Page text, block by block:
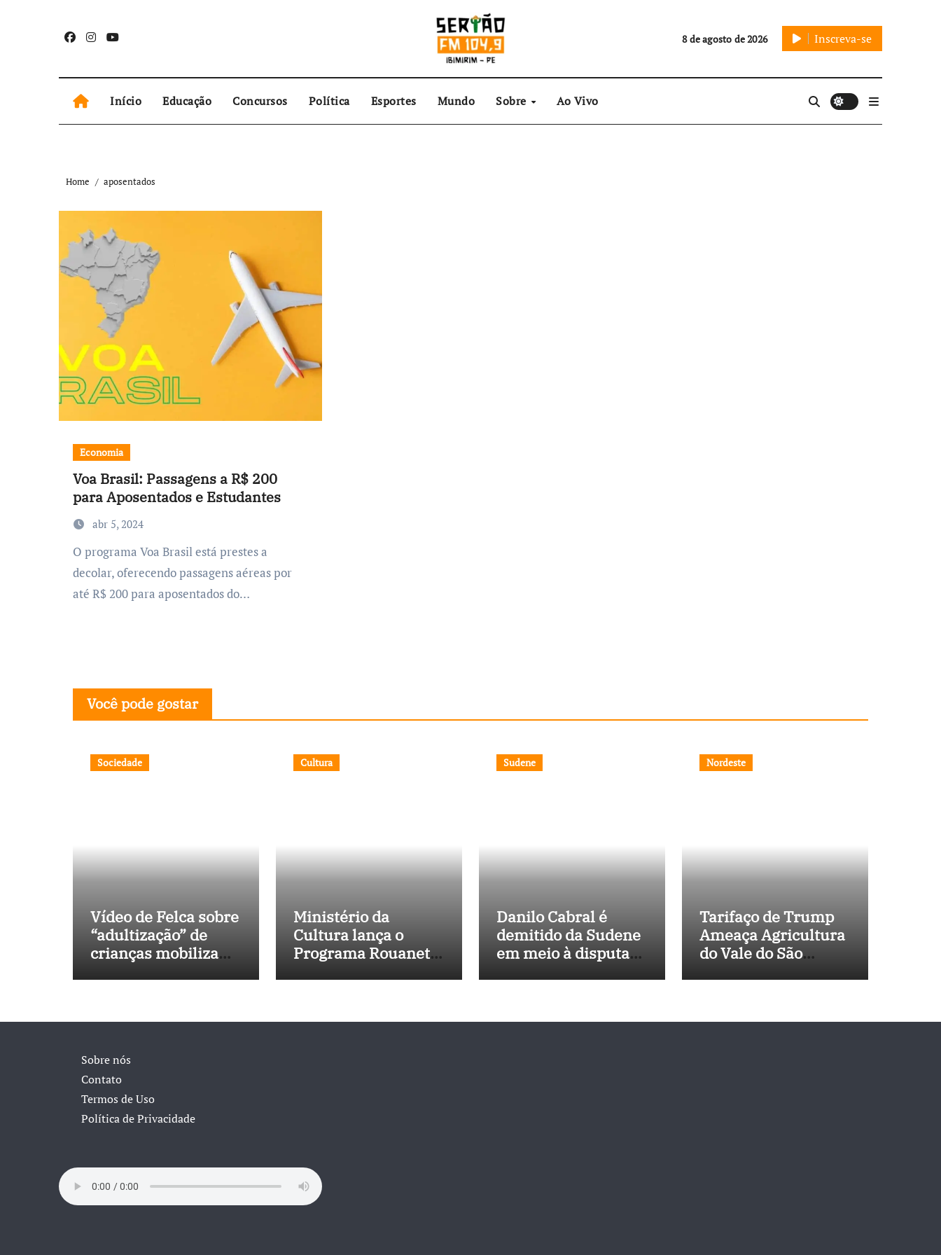
8 de agosto de 2026 Inscreva-se
Início Educação Concursos Política Esportes Mundo Sobre Ao Vivo
Home aposentados
Economia
Voa Brasil: Passagens a R$ 200
para Aposentados e Estudantes
abr 5, 2024
O programa Voa Brasil está prestes a
decolar, oferecendo passagens aéreas por
até R$ 200 para aposentados do…
Você pode gostar
Sociedade
Vídeo de Felca sobre
“adultização” de
crianças mobiliza
Cultura
Ministério da
Cultura lança o
Programa Rouanet
Sudene
Danilo Cabral é
demitido da Sudene
em meio à disputa
Nordeste
Tarifaço de Trump
Ameaça Agricultura
do Vale do São
Sobre nós
Contato
Termos de Uso
Política de Privacidade